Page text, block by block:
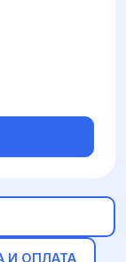
И ОПЛАТА